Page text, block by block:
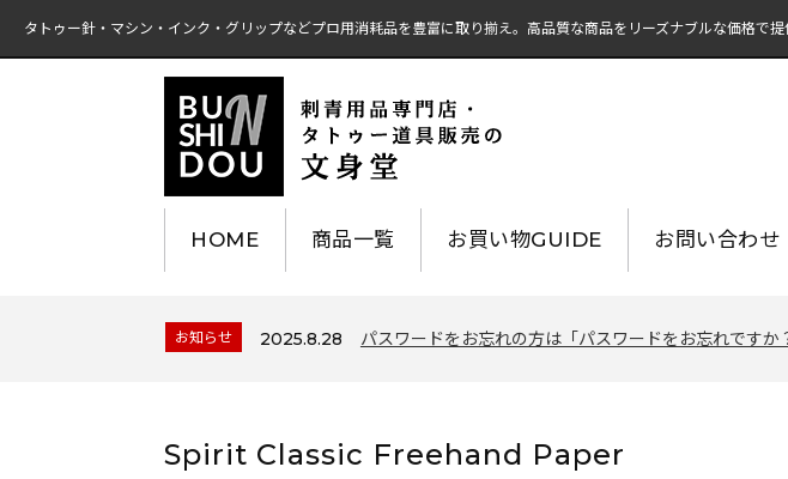
タトゥー針・マシン・インク・グリップなどプロ用消耗品を豊富に取り揃え。高品質な商品をリーズナブルな価格で
HOME 商品一覧 お買い物GUIDE お問い合わせ
お知らせ 2025.8.28 パスワードをお忘れの方は「パスワードをお忘れですか
Spirit Classic Freehand Paper